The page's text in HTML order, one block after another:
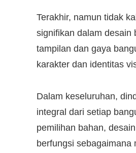
Terakhir, namun tidak
signifikan dalam desain
tampilan dan gaya
karakter dan identitas
Dalam keseluruhan,
integral dari setiap
pemilihan bahan,
berfungsi sebagaimana